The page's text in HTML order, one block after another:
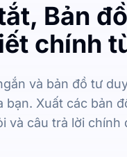
Bản
chính
và bản đồ tư
Xuất các bản
và câu trả lời chính